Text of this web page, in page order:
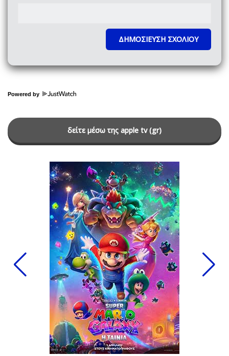
Powered by
δείτε μέσω της apple tv (gr)